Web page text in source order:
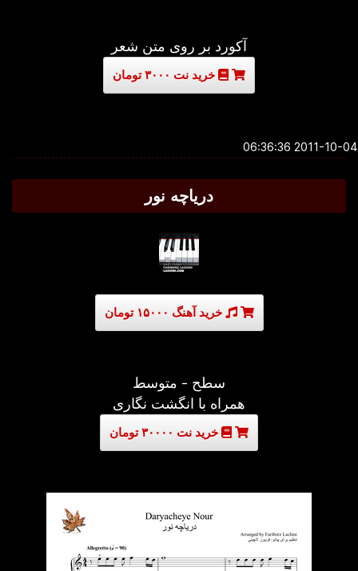
آکورد بر روی متن شعر
خرید نت ۳۰۰۰ تومان
2011-10-04
دریاچه نور
خرید آهنگ ۱۵۰۰۰ تومان
سطح - متوسط
همراه با انگشت نگاری
خرید نت ۳۰۰۰۰ تومان